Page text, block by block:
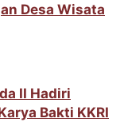
Desa Wisata
II Hadiri
Bakti KKRI